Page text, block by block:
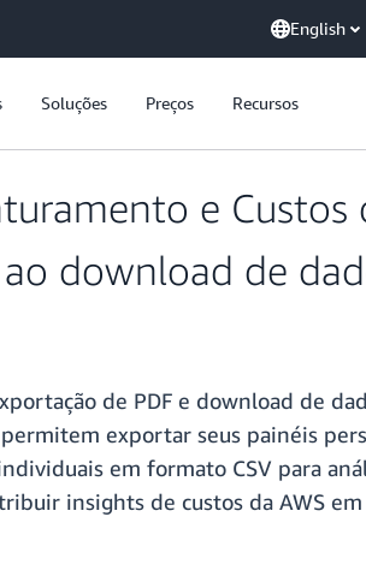
English
Soluções Preços Recursos
e
download de
de PDF e download de
permitem exportar seus painéis
em formato CSV para
insights de custos da AWS